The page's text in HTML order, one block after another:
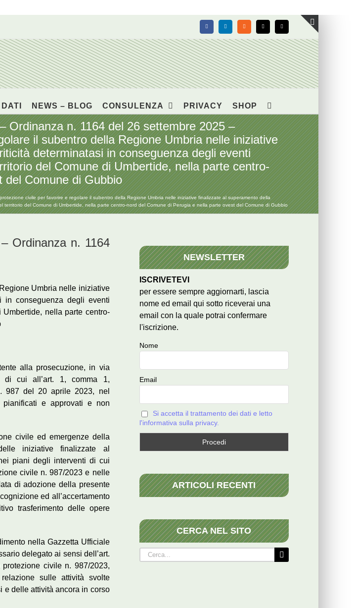
FacebookLinkedIn Rss X Email
NEWS – BLOG CONSULENZA PRIVACY SHOP
n. 1164 del 26 settembre 2025 –
il subentro della Regione Umbria nelle iniziative
determinatasi in conseguenza degli eventi
del Comune di Umbertide, nella parte centro-
del Comune di Gubbio
civile per favorire e regolare il subentro della Regione Umbria nelle iniziative finalizzate al superamento della
del Comune di Umbertide, nella parte centro-nord del Comune di Perugia e nella parte ovest del Comune di Gubbio
Ordinanza n. 1164
Umbria nelle iniziative
in conseguenza degli eventi
nella parte centro-
alla prosecuzione, in via
di cui all’art. 1, comma 1,
987 del 20 aprile 2023, nel
pianificati e approvati e non
civile ed emergenze della
iniziative finalizzate al
piani degli interventi di cui
civile n. 987/2023 e nelle
di adozione della presente
ed all’accertamento
trasferimento delle opere
nella Gazzetta Ufficiale
delegato ai sensi dell’art.
civile n. 987/2023,
sulle attività svolte
e delle attività ancora in corso
NEWSLETTER
ISCRIVETEVI
per essere sempre aggiornarti, lascia
nome ed email qui sotto riceverai una
email con la quale potrai confermare
l'iscrizione.
Nome
Email
Si accetta il trattamento dei dati e letto
l'informativa sulla privacy.
ARTICOLI RECENTI
CERCA NEL SITO
Cerca
per:
Toggle
area
barra
scorrevole